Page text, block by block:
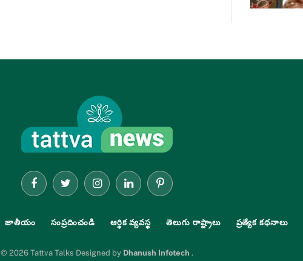
FacebookTwitter InstagramLinkedInPinterest
జాతీయం సంప్రదించండి ఆర్థిక వ్యవస్థ తెలుగు రాష్ట్రాలు ప్రత్యేక కథనాలు
© 2026 Tattva Talks Designed by Dhanush Infotech .